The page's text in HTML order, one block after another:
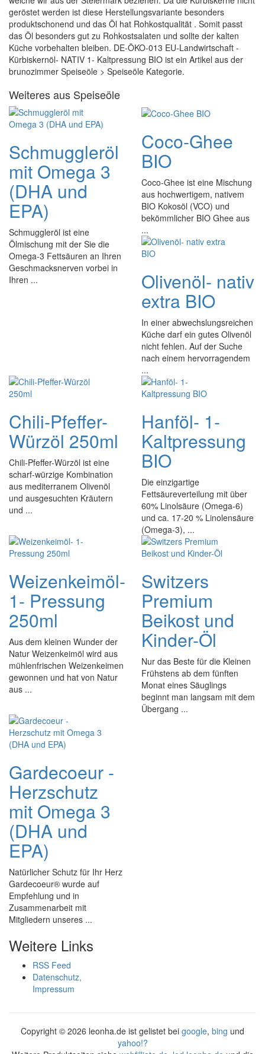
geröstet werden ist diese Herstellungsvariante besonders
produktschonend und das Öl hat Rohkostqualität . Somit passt
das Öl besonders gut zu Rohkostsalaten und sollte der kalten
Küche vorbehalten bleiben. DE-ÖKO-013 EU-Landwirtschaft -
Kürbiskernöl- NATIV 1- Kaltpressung BIO ist ein Artikel aus der
brunozimmer Speiseöle > Speiseöle Kategorie.
Weiteres aus Speiseöle
Schmuggleröl
mit Omega 3
(DHA und
EPA)
Schmuggleröl ist eine
Ölmischung mit der Sie die
Omega-3 Fettsäuren an Ihren
Geschmacksnerven vorbei in
Ihren ...
Coco-Ghee
BIO
Coco-Ghee ist eine Mischung
aus hochwertigem, nativem
BIO Kokosöl (VCO) und
bekömmlicher BIO Ghee aus
...
Olivenöl- nativ
extra BIO
In einer abwechslungsreichen
Küche darf ein gutes Olivenöl
nicht fehlen. Auf der Suche
nach einem hervorragendem
...
Chili-Pfeffer-
Würzöl 250ml
Chili-Pfeffer-Würzöl ist eine
scharf-würzige Kombination
aus mediterranem Olivenöl
und ausgesuchten Kräutern
und ...
Hanföl- 1-
Kaltpressung
BIO
Die einzigartige
Fettsäureverteilung mit über
60% Linolsäure (Omega-6)
und ca. 17-20 % Linolensäure
(Omega-3), ...
Weizenkeimöl-
1- Pressung
250ml
Aus dem kleinen Wunder der
Natur Weizenkeimöl wird aus
mühlenfrischen Weizenkeimen
gewonnen und hat von Natur
aus ...
Switzers
Premium
Beikost und
Kinder-Öl
Nur das Beste für die Kleinen
Frühstens ab dem fünften
Monat eines Säuglings
beginnt man langsam mit dem
Übergang ...
Gardecoeur -
Herzschutz
mit Omega 3
(DHA und
EPA)
Natürlicher Schutz für Ihr Herz
Gardecoeur® wurde auf
Empfehlung und in
Zusammenarbeit mit
Mitgliedern unseres ...
Weitere Links
RSS Feed
Datenschutz,
Impressum
Copyright © 2026 leonha.de ist gelistet bei google, bing und
yahoo!?